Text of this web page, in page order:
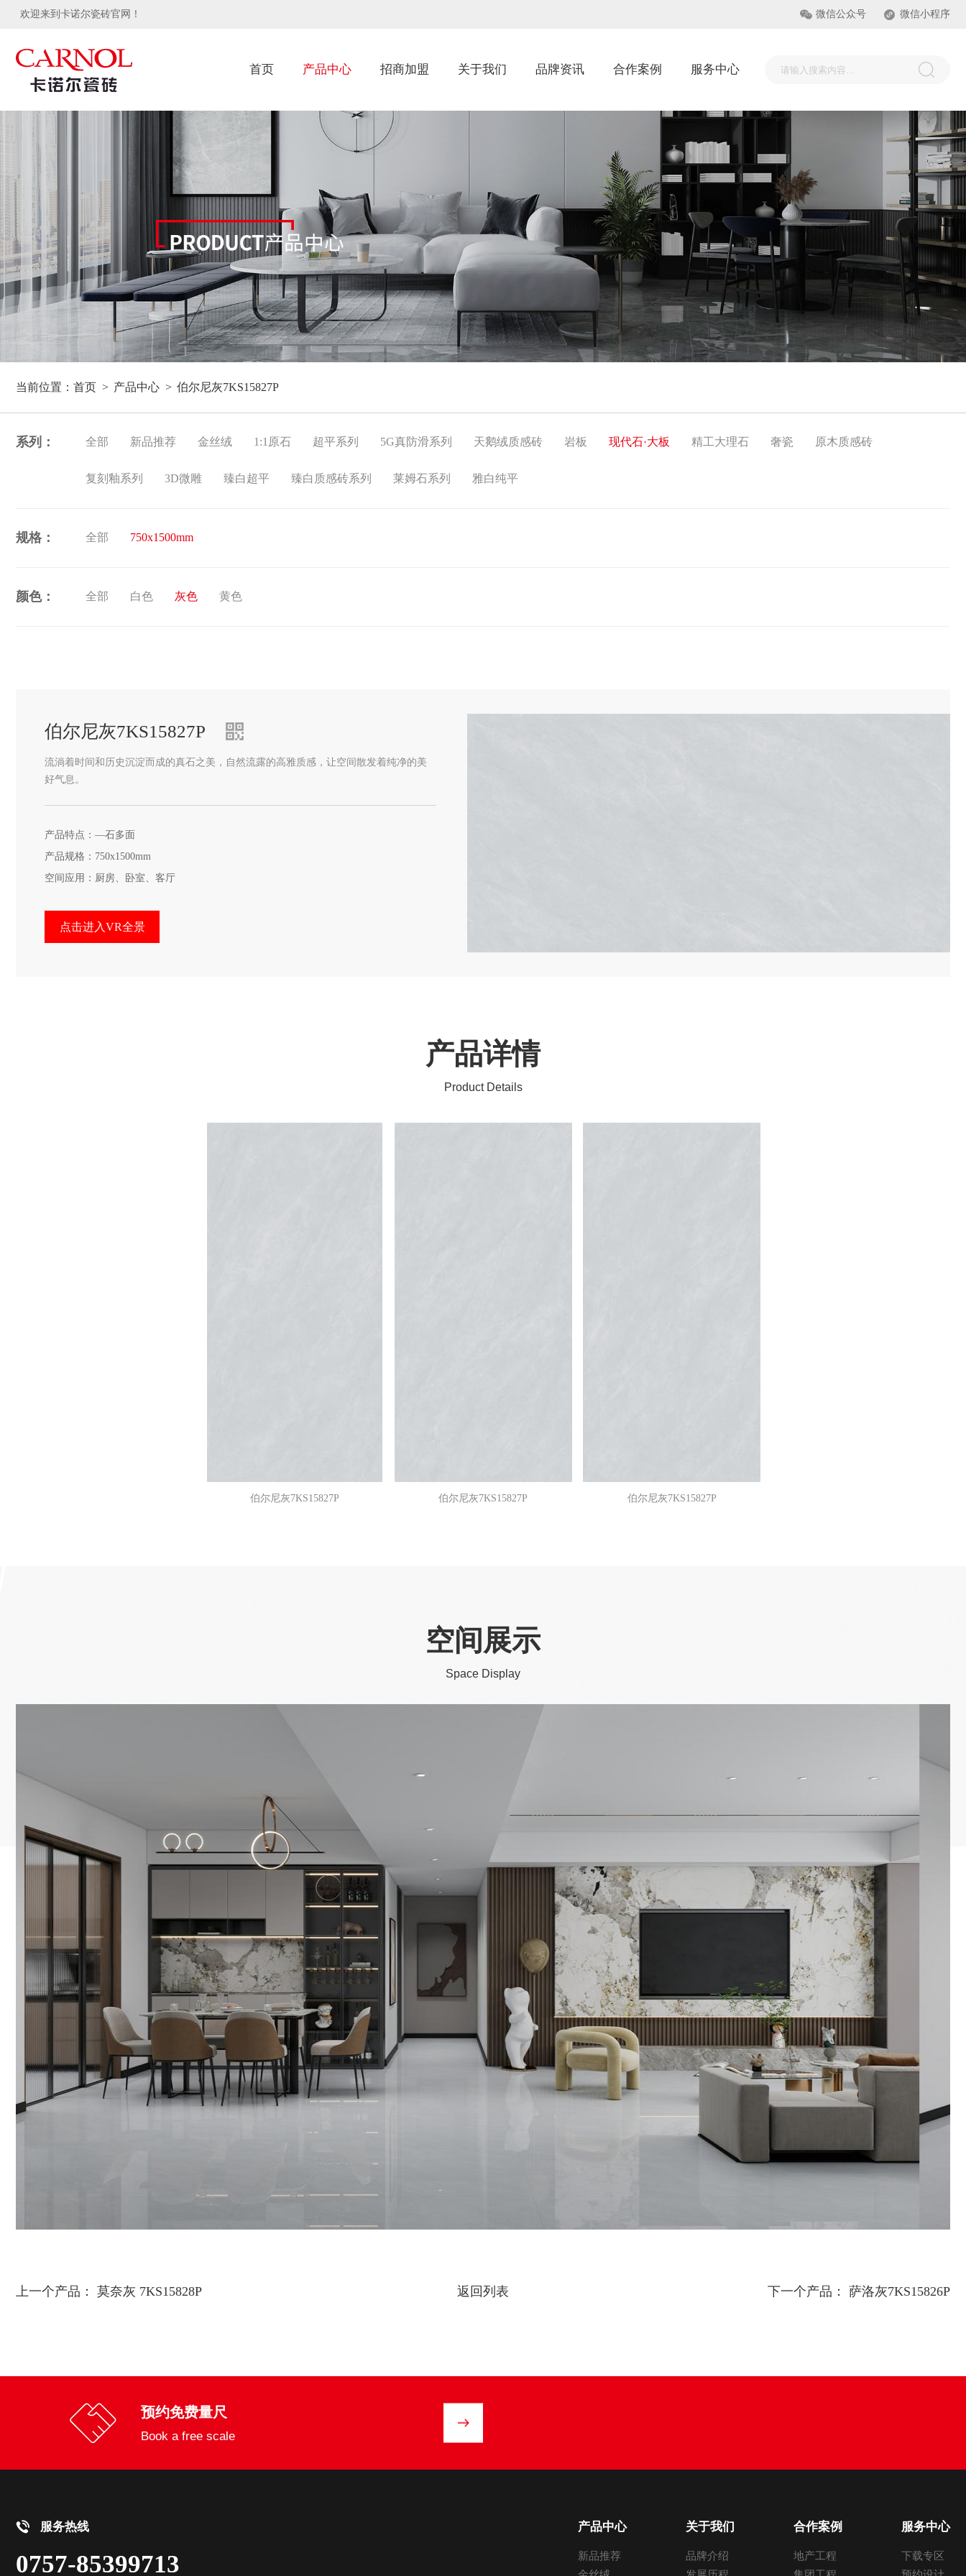
欢迎来到卡诺尔瓷砖官网！ 微信公众号 微信小程序
首页 产品中心 招商加盟 关于我们 品牌资讯 合作案例 服务中心
当前位置： 首页 产品中心 伯尔尼灰7KS15827P
系列： 全部 新品推荐 金丝绒 1:1原石 超平系列 5G真防滑系列 天鹅绒质感砖 岩板 现代石·大板 精工大理石 奢瓷 原木质感砖
复刻釉系列 3D微雕 臻白超平 臻白质感砖系列 莱姆石系列 雅白纯平
规格： 全部 750x1500mm
颜色： 全部 白色 灰色 黄色
伯尔尼灰7KS15827P
流淌着时间和历史沉淀而成的真石之美，自然流露的高雅质感，让空间散发着纯净的美
好气息。
产品特点：—石多面
产品规格：750x1500mm
空间应用：厨房、卧室、客厅
点击进入VR全景
产品详情
Product Details
伯尔尼灰7KS15827P 伯尔尼灰7KS15827P 伯尔尼灰7KS15827P
空间展示
Space Display
上一个产品： 莫奈灰 7KS15828P 返回列表 下一个产品： 萨洛灰7KS15826P
预约免费量尺
Book a free scale
服务热线
0757-85399713
产品中心
新品推荐
关于我们
品牌介绍
合作案例
地产工程
服务中心
下载专区